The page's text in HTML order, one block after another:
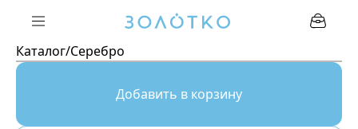
Каталог/Серебро
Добавить в корзину